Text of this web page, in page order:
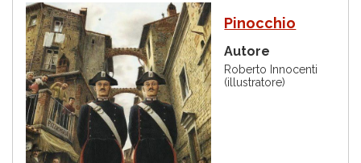
I
m
m
a
g
i
n
e
Pinocchio
Autore
Roberto Innocenti
(illustratore)